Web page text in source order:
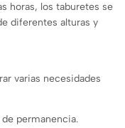
horas, los taburetes se
diferentes alturas y
varias necesidades
permanencia.